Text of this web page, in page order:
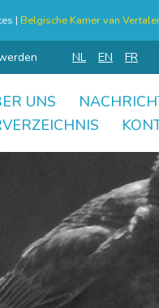
| Belgische Kamer van
NL EN FR
UNS